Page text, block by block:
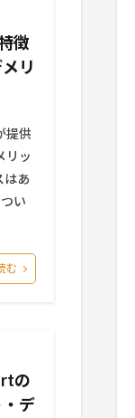
徴
リ
提供
リッ
はあ
い
む
の
デ